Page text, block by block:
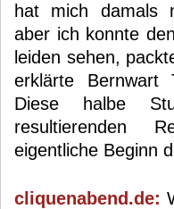
hat mich damals
aber ich konnte
leiden sehen,
erklärte Bernwart
Diese halbe
resultierenden
eigentliche Beginn
cliquenabend.de: